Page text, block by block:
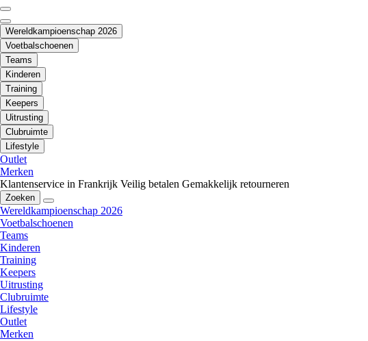
Wereldkampioenschap 2026
Voetbalschoenen
Teams
Kinderen
Training
Keepers
Uitrusting
Clubruimte
Lifestyle
Outlet
Merken
Klantenservice in Frankrijk Veilig betalen Gemakkelijk retourneren
Zoeken
Wereldkampioenschap 2026
Voetbalschoenen
Teams
Kinderen
Training
Keepers
Uitrusting
Clubruimte
Lifestyle
Outlet
Merken